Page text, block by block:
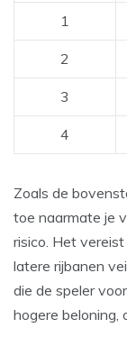
1
2
3
4
Zoals de
toe naarmate je
risico. Het
latere rijbanen
die de speler
hogere beloning,